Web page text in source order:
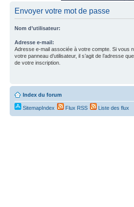
Envoyer votre mot de passe
Nom d’utilisateur:
Adresse e-mail:
Adresse e-mail associée à votre compte. Si vous
votre panneau d’utilisateur, il s’agit de l’adresse
de votre inscription.
Index du forum
SitemapIndex Flux RSS Liste des flux